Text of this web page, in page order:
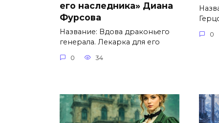
его наследника» Диана
Фурсова
Название: Вдова драконьего
генерала. Лекарка для его
0 34
0